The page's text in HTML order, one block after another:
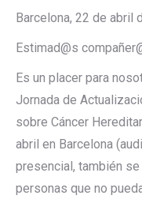
Barcelona, 22 de abril
Estimad@s
Es un placer para
Jornada de
sobre Cáncer
abril en Barcelona
presencial, también
personas que no